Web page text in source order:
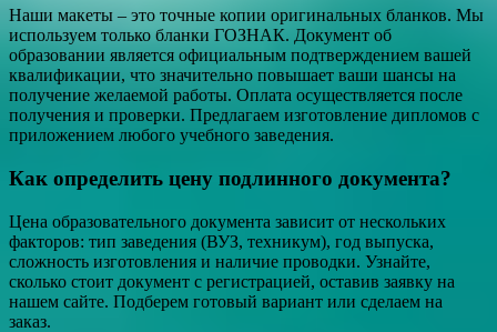
Наши макеты – это точные копии оригинальных бланков. Мы
используем только бланки ГОЗНАК. Документ об
образовании является официальным подтверждением вашей
квалификации, что значительно повышает ваши шансы на
получение желаемой работы. Оплата осуществляется после
получения и проверки. Предлагаем изготовление дипломов с
приложением любого учебного заведения.
Как определить цену подлинного документа?
Цена образовательного документа зависит от нескольких
факторов: тип заведения (ВУЗ, техникум), год выпуска,
сложность изготовления и наличие проводки. Узнайте,
сколько стоит документ с регистрацией, оставив заявку на
нашем сайте. Подберем готовый вариант или сделаем на
заказ.